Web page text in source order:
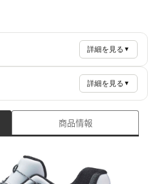
詳細を見る ▼
詳細を見る ▼
商品情報